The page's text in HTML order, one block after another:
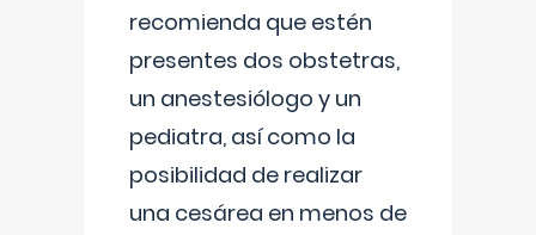
recomienda que estén
presentes dos obstetras,
un anestesiólogo y un
pediatra, así como la
posibilidad de realizar
una cesárea en menos de